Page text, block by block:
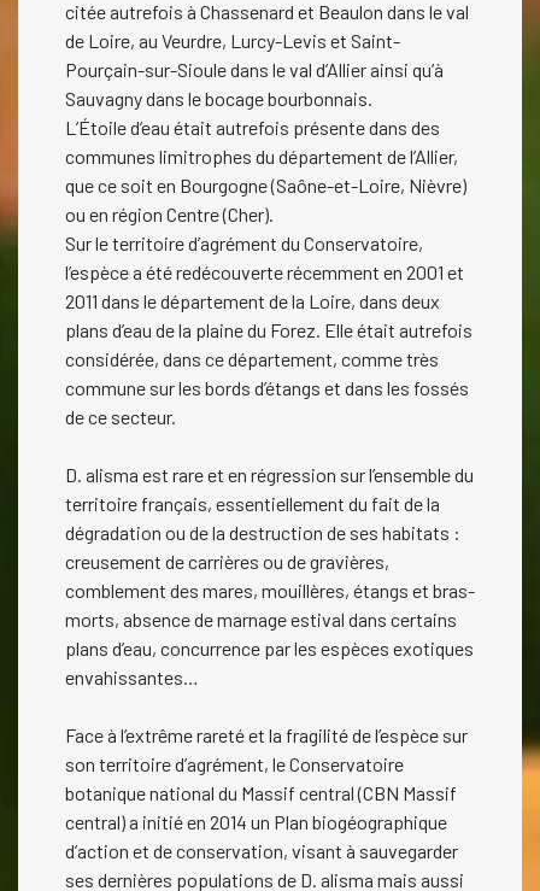
citée autrefois à Chassenard et Beaulon dans le val
de Loire, au Veurdre, Lurcy-Levis et Saint-
Pourçain-sur-Sioule dans le val d’Allier ainsi qu’à
Sauvagny dans le bocage bourbonnais.
L’Étoile d’eau était autrefois présente dans des
communes limitrophes du département de l’Allier,
que ce soit en Bourgogne (Saône-et-Loire, Nièvre)
ou en région Centre (Cher).
Sur le territoire d’agrément du Conservatoire,
l’espèce a été redécouverte récemment en 2001 et
2011 dans le département de la Loire, dans deux
plans d’eau de la plaine du Forez. Elle était autrefois
considérée, dans ce département, comme très
commune sur les bords d’étangs et dans les fossés
de ce secteur.
D. alisma est rare et en régression sur l’ensemble du
territoire français, essentiellement du fait de la
dégradation ou de la destruction de ses habitats :
creusement de carrières ou de gravières,
comblement des mares, mouillères, étangs et bras-
morts, absence de marnage estival dans certains
plans d’eau, concurrence par les espèces exotiques
envahissantes…
Face à l’extrême rareté et la fragilité de l’espèce sur
son territoire d’agrément, le Conservatoire
botanique national du Massif central (CBN Massif
central) a initié en 2014 un Plan biogéographique
d’action et de conservation, visant à sauvegarder
ses dernières populations de D. alisma mais aussi